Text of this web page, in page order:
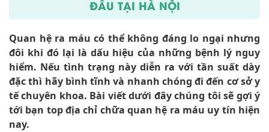
ĐẦU TẠI HÀ NỘI
Quan hệ ra máu có thể không đáng lo ngại nhưng
đôi khi đó lại là dấu hiệu của những bệnh lý nguy
hiểm. Nếu tình trạng này diễn ra với tần suất dày
đặc thì hãy bình tĩnh và nhanh chóng đi đến cơ sở y
tế chuyên khoa. Bài viết dưới đây chúng tôi sẽ gợi ý
tới bạn top địa chỉ chữa quan hệ ra máu uy tín hiện
nay.